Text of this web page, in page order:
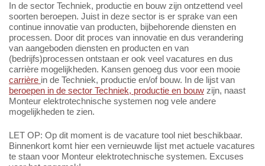
In de sector Techniek, productie en bouw zijn ontzettend veel
soorten beroepen. Juist in deze sector is er sprake van een
continue innovatie van producten, bijbehorende diensten en
processen. Door dit proces van innovatie en dus verandering
van aangeboden diensten en producten en van
(bedrijfs)processen ontstaan er ook veel vacatures en dus
carrière mogelijkheden. Kansen genoeg dus voor een mooie
carrière in de Techniek, productie en/of bouw. In de lijst van
beroepen in de sector Techniek, productie en bouw zijn, naast
Monteur elektrotechnische systemen nog vele andere
mogelijkheden te zien.
LET OP: Op dit moment is de vacature tool niet beschikbaar.
Binnenkort komt hier een vernieuwde lijst met actuele vacatures
te staan voor Monteur elektrotechnische systemen. Excuses